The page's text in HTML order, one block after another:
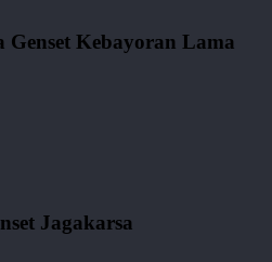
Genset Kebayoran Lama
Jagakarsa